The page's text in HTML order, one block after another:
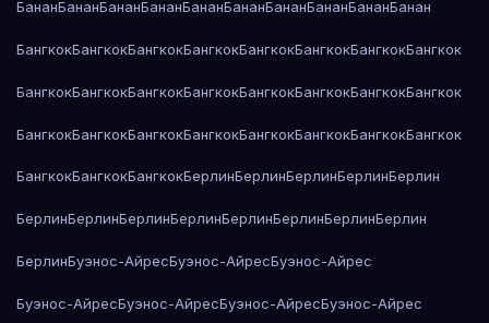
БананБананБананБананБананБананБананБананБананБанан
БангкокБангкокБангкокБангкокБангкокБангкокБангкокБангкок
БангкокБангкокБангкокБангкокБангкокБангкокБангкокБангкок
БангкокБангкокБангкокБангкокБангкокБангкокБангкокБангкок
БангкокБангкокБангкокБерлинБерлинБерлинБерлинБерлин
БерлинБерлинБерлинБерлинБерлинБерлинБерлинБерлин
БерлинБуэнос-АйресБуэнос-АйресБуэнос-Айрес
Буэнос-АйресБуэнос-АйресБуэнос-АйресБуэнос-Айрес